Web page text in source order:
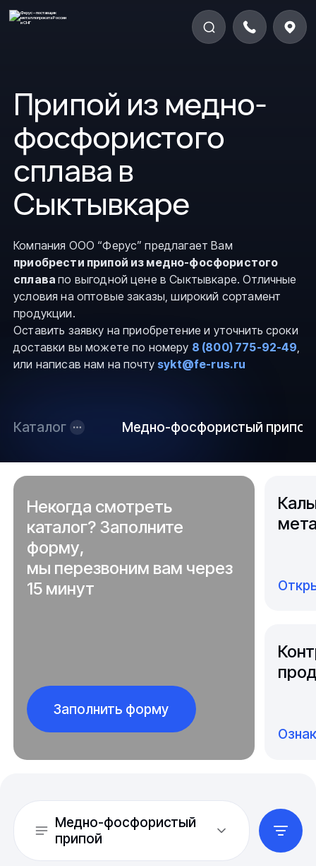
Припой из медно-
фосфористого
сплава в
Сыктывкаре
Компания ООО “Ферус” предлагает Вам
приобрести припой из медно-фосфористого
сплавапо выгодной цене в Сыктывкаре. Отличные
условия на оптовые заказы, широкий сортамент
продукции.
Оставить заявку на приобретение и уточнить сроки
доставки вы можете по номеру 8 (800) 775-92-49,
или написав нам на почту sykt@fe-rus.ru
Каталог Медно-фосфористый припой
Некогда смотреть
каталог? Заполните
форму,
мы перезвоним вам через
15 минут
Заполнить форму
Медно-фосфористый
припой